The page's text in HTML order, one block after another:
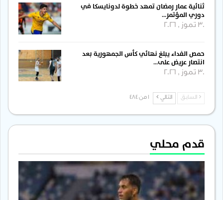
ثنائية عمار رمضان تمهد خطوة لدونايسكا في
دوري المؤتمر…
30 تموز , 2026
حمص الفداء يبلغ نهائي كأس الجمهورية بعد
انتصار عريض على…
30 تموز , 2026
السابق التالي
قدم محلي